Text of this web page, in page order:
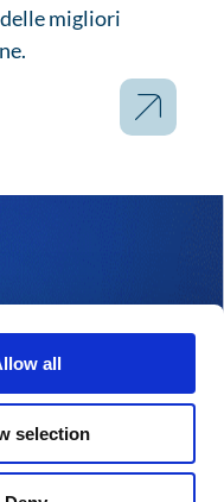
all
selection
migliori
2020 della Provincia